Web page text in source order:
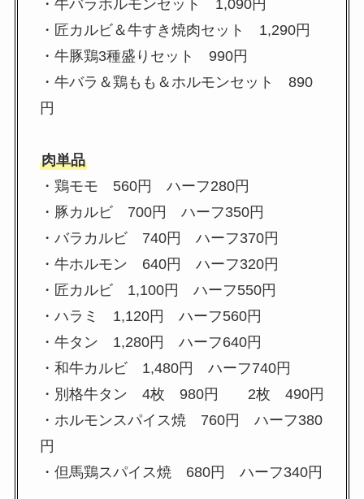
・牛バラホルモンセット 1,090円
・匠カルビ＆牛すき焼肉セット 1,290円
・牛豚鶏3種盛りセット 990円
・牛バラ＆鶏もも＆ホルモンセット 890
円
肉単品
・鶏モモ 560円 ハーフ280円
・豚カルビ 700円 ハーフ350円
・バラカルビ 740円 ハーフ370円
・牛ホルモン 640円 ハーフ320円
・匠カルビ 1,100円 ハーフ550円
・ハラミ 1,120円 ハーフ560円
・牛タン 1,280円 ハーフ640円
・和牛カルビ 1,480円 ハーフ740円
・別格牛タン 4枚 980円 2枚 490円
・ホルモンスパイス焼 760円 ハーフ380
円
・但馬鶏スパイス焼 680円 ハーフ340円